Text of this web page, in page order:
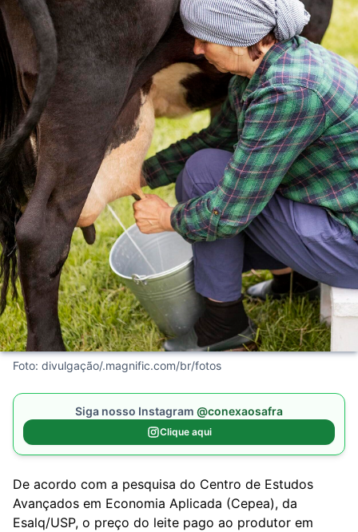
Foto: divulgação/.magnific.com/br/fotos
Siga nosso Instagram @conexaosafra
Clique aqui
De acordo com a pesquisa do Centro de Estudos
Avançados em Economia Aplicada (Cepea), da
Esalq/USP, o preço do leite pago ao produtor em